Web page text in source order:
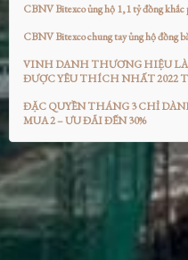
CBNV Bitexco ủng hộ 1,1 tỷ đồng khắc
CBNV Bitexco chung tay ủng hộ đồng
VINH DANH THƯƠNG HIỆU
ĐƯỢC YÊU THÍCH NHẤT 2022
ĐẶC QUYỀN THÁNG 3 CHỈ
MUA 2 – ƯU ĐÃI ĐẾN 30%